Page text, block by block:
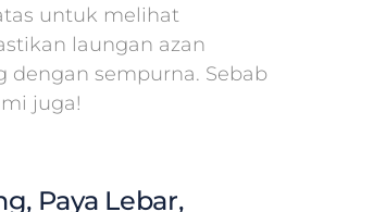
untuk melihat
laungan azan
sempurna. Sebab
juga!
Paya Lebar,